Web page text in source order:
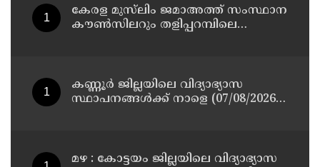
കേരള മുസ്‌ലിം ജമാഅത്ത് സംസ്ഥാന
കൗൺസിലറും തളിപ്പറമ്പിലെ
കണ്ണൂർ ജില്ലയിലെ വിദ്യാഭ്യാസ
സ്ഥാപനങ്ങള്‍ക്ക് നാളെ (07/08/2026),
മഴ : കോട്ടയം ജില്ലയിലെ വിദ്യാഭ്യാസ